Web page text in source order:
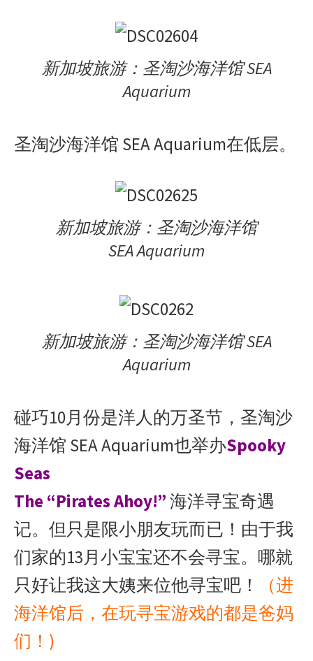
新加坡旅游：圣淘沙海洋馆 SEA
Aquarium
圣淘沙海洋馆 SEA Aquarium在低层。
新加坡旅游：圣淘沙海洋馆
SEA Aquarium
新加坡旅游：圣淘沙海洋馆 SEA
Aquarium
碰巧10月份是洋人的万圣节，圣淘沙
海洋馆 SEA Aquarium也举办Spooky
Seas
The “Pirates Ahoy!”海洋寻宝奇遇
记。但只是限小朋友玩而已！由于我
们家的13月小宝宝还不会寻宝。哪就
只好让我这大姨来位他寻宝吧！
（进
海洋馆后，在玩寻宝游戏的都是爸妈
们！)